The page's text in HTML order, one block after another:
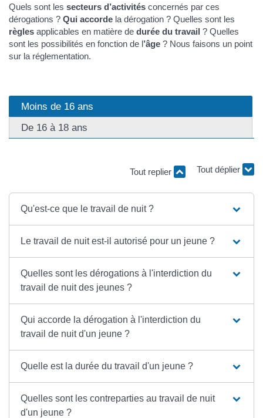
Quels sont les secteurs d’activités concernés par ces
dérogations ? Qui accorde la dérogation ? Quelles sont les
règles applicables en matière de durée du travail ? Quelles
sont les possibilités en fonction de l’âge ? Nous faisons un point
sur la réglementation.
Moins de 16 ans
De 16 à 18 ans
Tout replier Tout déplier
Qu'est-ce que le travail de nuit ?
Le travail de nuit est-il autorisé pour un jeune ?
Quelles sont les dérogations à l'interdiction du
travail de nuit des jeunes ?
Qui accorde la dérogation à l'interdiction du
travail de nuit d'un jeune ?
Quelle est la durée du travail d'un jeune ?
Quelles sont les contreparties au travail de nuit
d'un jeune ?